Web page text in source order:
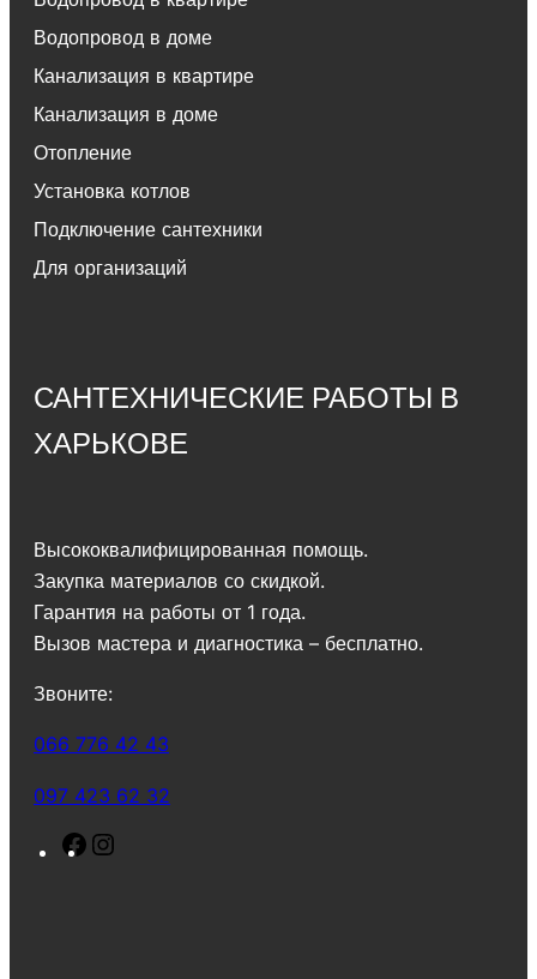
Водопровод в доме
Канализация в квартире
Канализация в доме
Отопление
Установка котлов
Подключение сантехники
Для организаций
САНТЕХНИЧЕСКИЕ РАБОТЫ В
ХАРЬКОВЕ
Высококвалифицированная помощь.
Закупка материалов со скидкой.
Гарантия на работы от 1 года.
Вызов мастера и диагностика – бесплатно.
Звоните:
066 776 42 43
097 423 62 32
F